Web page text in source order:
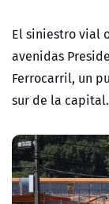
El siniestro vial
avenidas
Ferrocarril, un
sur de la capital.